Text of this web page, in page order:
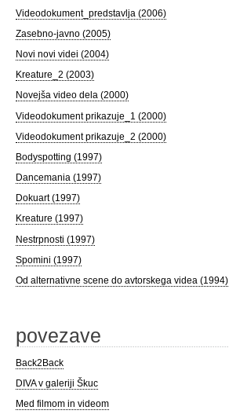
Videodokument_predstavlja (2006)
Zasebno-javno (2005)
Novi novi videi (2004)
Kreature_2 (2003)
Novejša video dela (2000)
Videodokument prikazuje_1 (2000)
Videodokument prikazuje_2 (2000)
Bodyspotting (1997)
Dancemania (1997)
Dokuart (1997)
Kreature (1997)
Nestrpnosti (1997)
Spomini (1997)
Od alternativne scene do avtorskega videa (1994)
povezave
Back2Back
DIVA v galeriji Škuc
Med filmom in videom